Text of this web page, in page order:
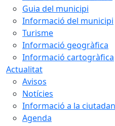
Guia del municipi
Informació del municipi
Turisme
Informació geogràfica
Informació cartogràfica
Actualitat
Avisos
Notícies
Informació a la
Agenda